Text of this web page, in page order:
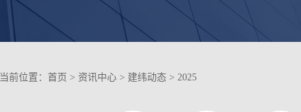
当前位置： 首页 > 资讯中心 > 建纬动态 > 2025